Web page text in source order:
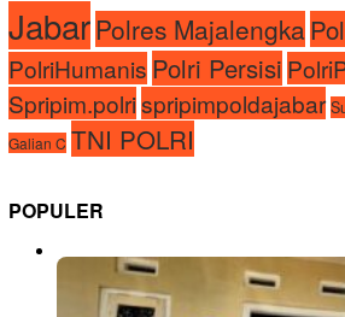
Jabar Polres Majalengka
PolriHumanis Polri Persisi
Spripim.polrispripimpoldajabar
Galian C TNI POLRI
POPULER